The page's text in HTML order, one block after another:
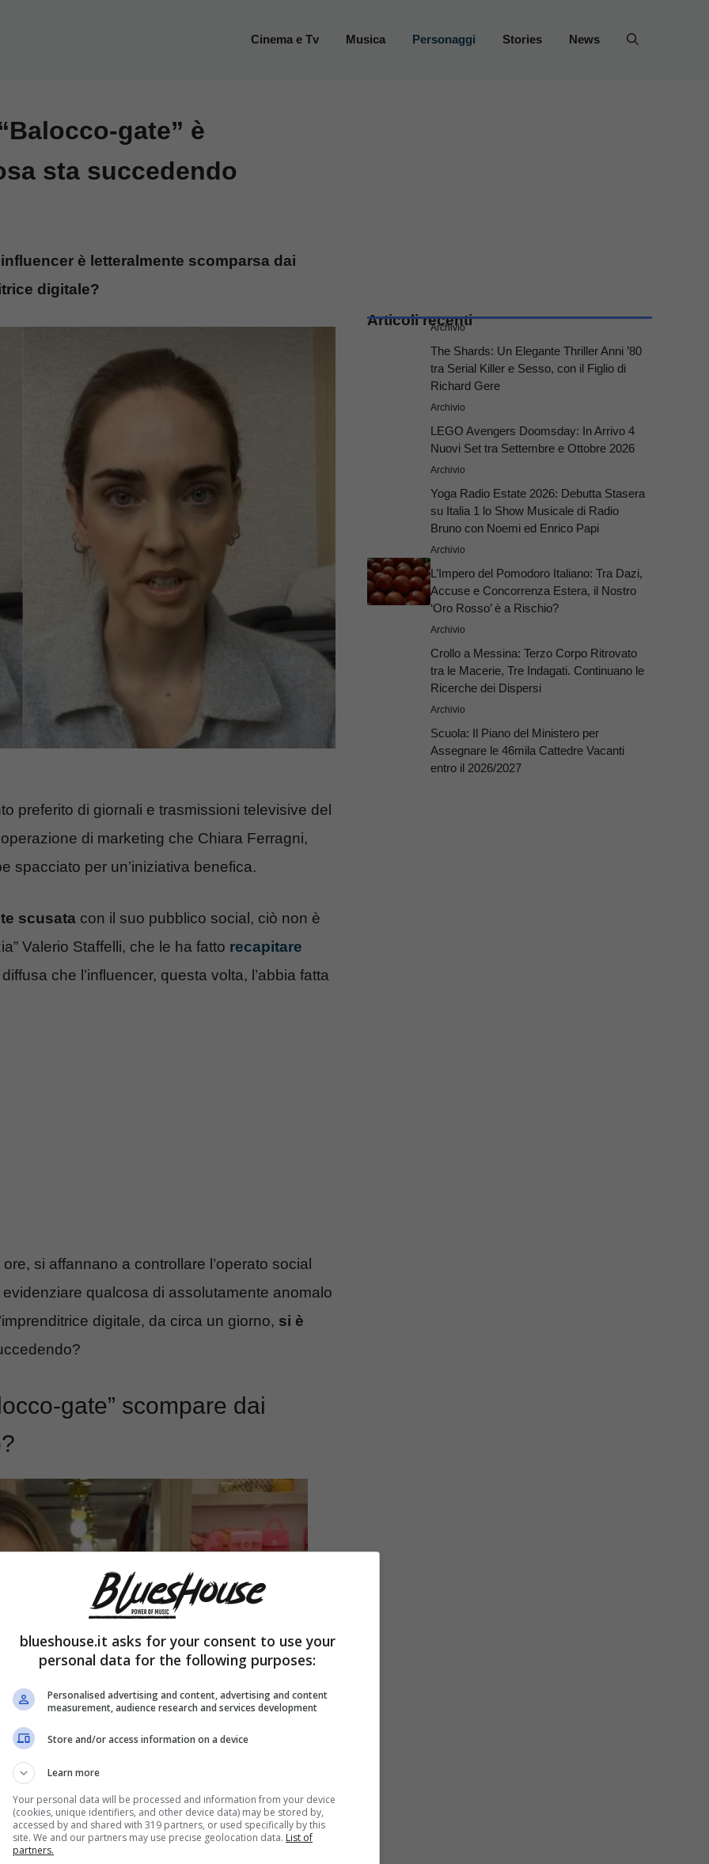
Cinema e Tv Musica Personaggi Stories News
gate” è
sta succedendo
è letteralmente scomparsa dai
digitale?
preferito di giornali e trasmissioni televisive del
di marketing che Chiara Ferragni,
spacciato per un’iniziativa benefica.
scusata con il suo pubblico social, ciò non è
Valerio Staffelli, che le ha fatto recapitare
che l’influencer, questa volta, l’abbia fatta
si affannano a controllare l’operato social
qualcosa di assolutamente anomalo
digitale, da circa un giorno, si è
gate” scompare dai
Articoli recenti
Archivio
The Shards: Un Elegante Thriller Anni ’80
tra Serial Killer e Sesso, con il Figlio di
Richard Gere
Archivio
LEGO Avengers Doomsday: In Arrivo 4
Nuovi Set tra Settembre e Ottobre 2026
Archivio
Yoga Radio Estate 2026: Debutta Stasera
su Italia 1 lo Show Musicale di Radio
Bruno con Noemi ed Enrico Papi
Archivio
L’Impero del Pomodoro Italiano: Tra Dazi,
Accuse e Concorrenza Estera, il Nostro
‘Oro Rosso’ è a Rischio?
Archivio
Crollo a Messina: Terzo Corpo Ritrovato
tra le Macerie, Tre Indagati. Continuano le
Ricerche dei Dispersi
Archivio
Scuola: Il Piano del Ministero per
Assegnare le 46mila Cattedre Vacanti
entro il 2026/2027
blueshouse.it asks for your consent to use your
personal data for the following purposes:
Personalised advertising and content, advertising and content
measurement, audience research and services development
Store and/or access information on a device
Learn more
Your personal data will be processed and information from your device
(cookies, unique identifiers, and other device data) may be stored by,
accessed by and shared with 319 partners, or used specifically by this
site. We and our partners may use precise geolocation data. List of
partners.